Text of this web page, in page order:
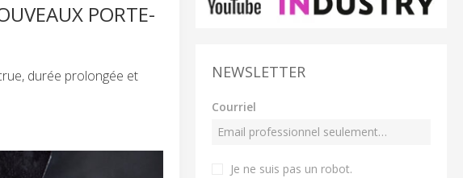
PORTE-
durée prolongée et
NEWSLETTER
Courriel
Je ne suis pas un robot.